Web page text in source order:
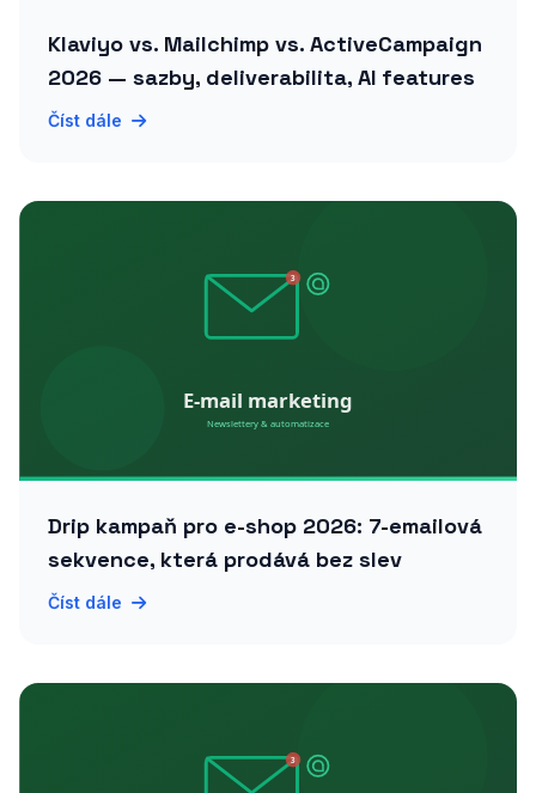
Klaviyo vs. Mailchimp vs. ActiveCampaign
2026 — sazby, deliverabilita, AI features
Číst dále
Drip kampaň pro e-shop 2026: 7-emailová
sekvence, která prodává bez slev
Číst dále